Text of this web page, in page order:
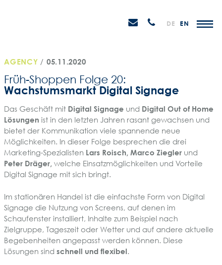
Email Anrufen
DE EN
AGENCY / 05.11.2020
Früh-Shoppen Folge 20:
Wachstumsmarkt Digital Signage
Das Geschäft mit Digital Signage und Digital Out of Home
Lösungen ist in den letzten Jahren rasant gewachsen und
bietet der Kommunikation viele spannende neue
Möglichkeiten. In dieser Folge besprechen die drei
Marketing-Spezialisten Lars Roisch, Marco Ziegler und
Peter Dräger, welche Einsatzmöglichkeiten und Vorteile
Digital Signage mit sich bringt.
Im stationären Handel ist die einfachste Form von Digital
Signage die Nutzung von Screens, auf denen im
Schaufenster installiert, Inhalte zum Beispiel nach
Zielgruppe, Tageszeit oder Wetter und auf andere aktuelle
Begebenheiten angepasst werden können. Diese
Lösungen sind schnell und flexibel.